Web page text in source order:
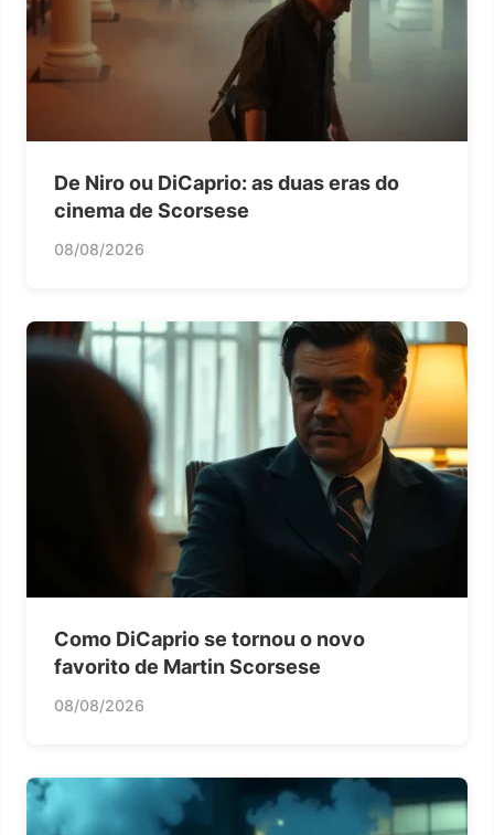
De Niro ou DiCaprio: as duas eras do
cinema de Scorsese
08/08/2026
Como DiCaprio se tornou o novo
favorito de Martin Scorsese
08/08/2026